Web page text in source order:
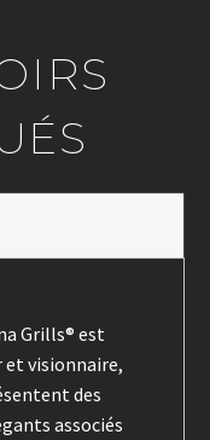
Grills® est
et visionnaire,
des
associés